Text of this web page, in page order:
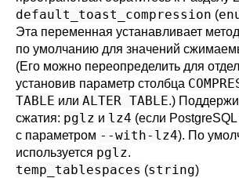
default_toast_compression (
Эта переменная устанавливает
по умолчанию для значений
(Его можно переопределить для
установив параметр столбца
TABLE или ALTER TABLE.)
сжатия: pglz и lz4 (если PostgreSQL
с параметром --with-lz4). По
используется pglz.
temp_tablespaces (string)